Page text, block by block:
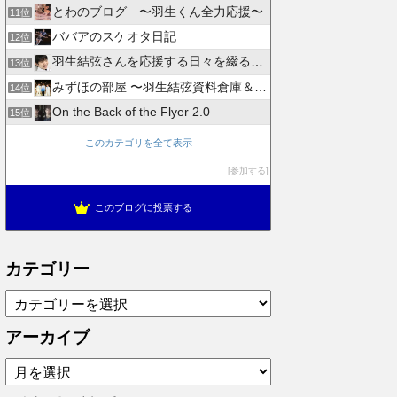
11位 とわのブログ 〜羽生くん全力応援〜
12位 ババアのスケオタ日記
13位 羽生結弦さんを応援する日々を綴るブログ
14位 みずほの部屋 〜羽生結弦資料倉庫＆徒然日記〜
15位 On the Back of the Flyer 2.0
このカテゴリを全て表示
参加する
このブログに投票する
カテゴリー
テ
ゴ
ー
アーカイブ
ア
ー